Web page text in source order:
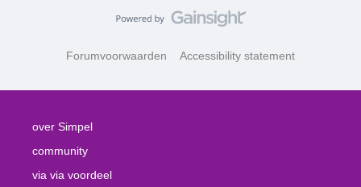
Forumvoorwaarden Accessibility statement
over Simpel
community
via via voordeel